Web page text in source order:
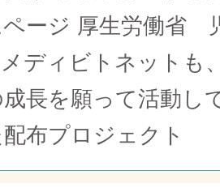
ージ 厚生労働省
ディビトネットも
長を願って活動し
布プロジェクト